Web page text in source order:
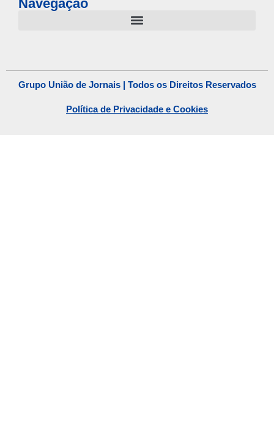
Navegação
Grupo União de Jornais | Todos os Direitos Reservados
Política de Privacidade e Cookies